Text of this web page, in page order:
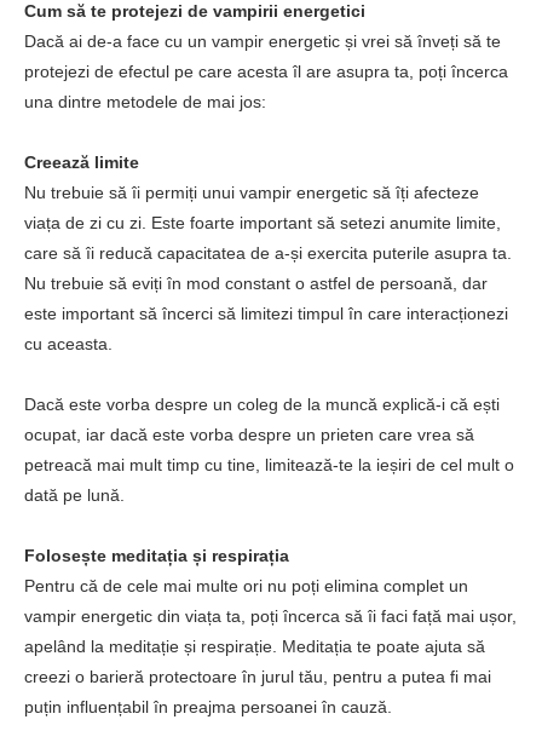
Cum să te protejezi de vampirii energetici
Dacă ai de-a face cu un vampir energetic și vrei să înveți să te
protejezi de efectul pe care acesta îl are asupra ta, poți încerca
una dintre metodele de mai jos:
Creează limite
Nu trebuie să îi permiți unui vampir energetic să îți afecteze
viața de zi cu zi. Este foarte important să setezi anumite limite,
care să îi reducă capacitatea de a-și exercita puterile asupra ta.
Nu trebuie să eviți în mod constant o astfel de persoană, dar
este important să încerci să limitezi timpul în care interacționezi
cu aceasta.
Dacă este vorba despre un coleg de la muncă explică-i că ești
ocupat, iar dacă este vorba despre un prieten care vrea să
petreacă mai mult timp cu tine, limitează-te la ieșiri de cel mult o
dată pe lună.
Folosește meditația și respirația
Pentru că de cele mai multe ori nu poți elimina complet un
vampir energetic din viața ta, poți încerca să îi faci față mai ușor,
apelând la meditație și respirație. Meditația te poate ajuta să
creezi o barieră protectoare în jurul tău, pentru a putea fi mai
puțin influențabil în preajma persoanei în cauză.